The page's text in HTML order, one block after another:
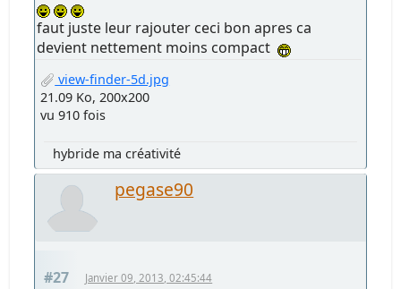
faut juste leur rajouter ceci bon apres ca
devient nettement moins compact
view-finder-5d.jpg
21.09 Ko, 200x200
vu 910 fois
hybride ma créativité
pegase90
#27 Janvier 09, 2013, 02:45:44